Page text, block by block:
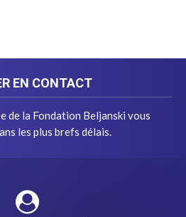
EN CONTACT
de la Fondation Beljanski vous
les plus brefs délais.